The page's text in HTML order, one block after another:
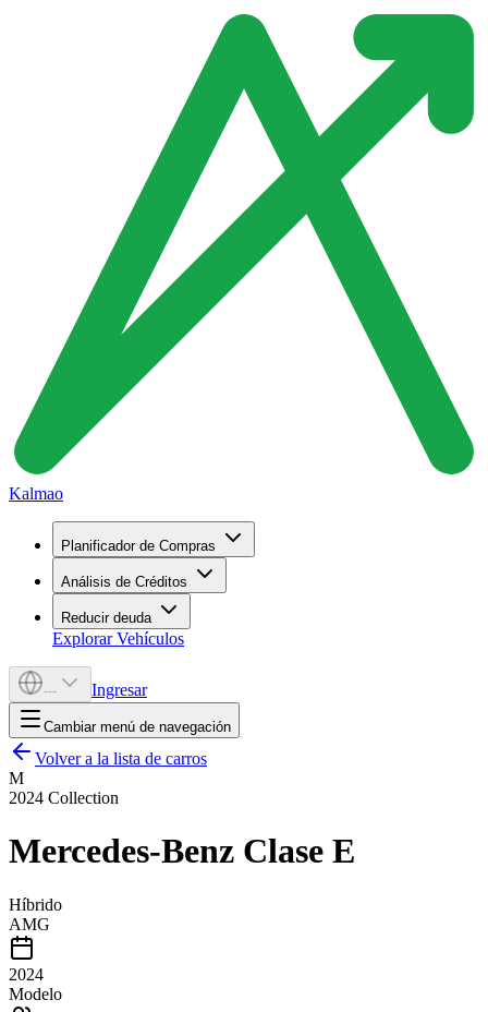
Kalmao
Planificador de Compras
Análisis de Créditos
Reducir deuda
Explorar Vehículos
--- Ingresar
Cambiar menú de navegación
Volver a la lista de carros
M
2024 Collection
Mercedes-Benz Clase E
Híbrido
AMG
2024
Modelo